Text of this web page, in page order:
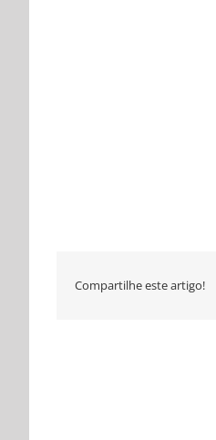
Compartilhe este artigo!